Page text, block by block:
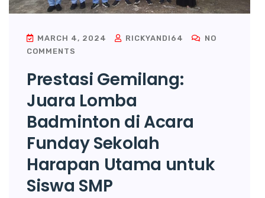
MARCH 4, 2024 RICKYANDI64
NO
COMMENTS
Prestasi Gemilang:
Juara Lomba
Badminton di Acara
Funday Sekolah
Harapan Utama untuk
Siswa SMP